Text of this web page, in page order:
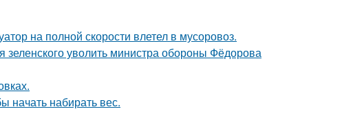
на полной скорости влетел в мусоровоз.
уволить министра обороны Фёдорова
начать набирать вес.